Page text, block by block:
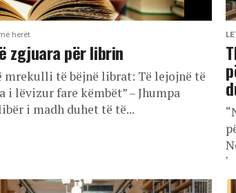
herët
zgjuara për librin
mrekulli të bëjnë librat: Të lejojnë të
i lëvizur fare këmbët” – Jhumpa
i madh duhet të të...